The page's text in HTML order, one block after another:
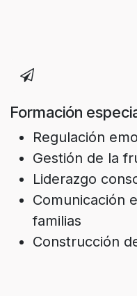
Formación
Regulación
Gestión de la
Liderazgo
Comunicación
familias
Construcción